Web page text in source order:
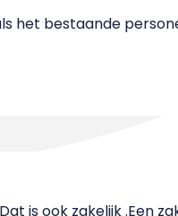
het bestaande
is ook zakelijk .Een